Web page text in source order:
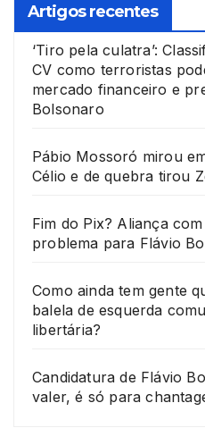
Artigos recentes
‘Tiro pela culatra’:
CV como terroristas
mercado financeiro e
Bolsonaro
Pábio Mossoró mirou
Célio e de quebra tirou
Fim do Pix? Aliança
problema para Flávio
Como ainda tem gente
balela de esquerda
libertária?
Candidatura de Flávio
valer, é só para